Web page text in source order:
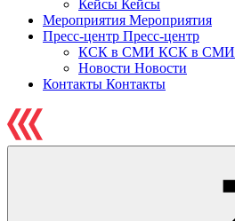
Кейсы Кейсы
Мероприятия Мероприятия
Пресс-центр Пресс-центр
КСК в СМИ КСК в СМИ
Новости Новости
Контакты Контакты